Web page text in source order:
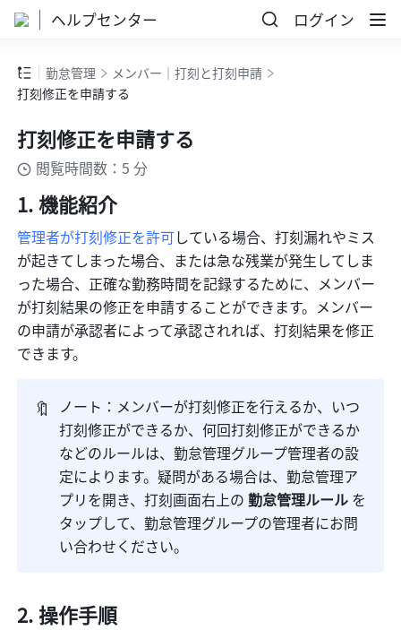
ヘルプセンター ログイン
勤怠管理
メンバー｜打刻と打刻申請
打刻修正を申請する
打刻修正を申請する
閲覧時間数：5 分
機能紹介
管理者が打刻修正を許可している場合、打刻漏れやミス
が起きてしまった場合、または急な残業が発生してしま
った場合、正確な勤務時間を記録するために、メンバー
が打刻結果の修正を申請することができます。メンバー
の申請が承認者によって承認されれば、打刻結果を修正
できます。
🔖
ノート：メンバーが打刻修正を行えるか、いつ
打刻修正ができるか、何回打刻修正ができるか
などのルールは、勤怠管理グループ管理者の設
定によります。疑問がある場合は、勤怠管理ア
プリを開き、打刻画面右上の 勤怠管理ルール を
タップして、勤怠管理グループの管理者にお問
い合わせください。
操作手順